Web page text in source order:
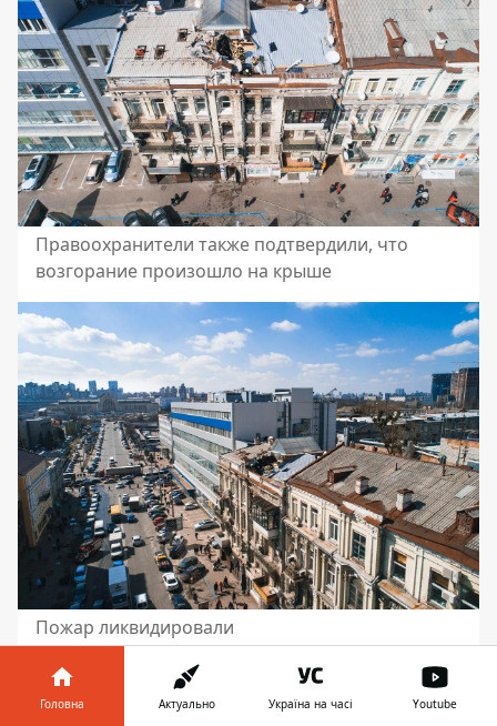
Правоохранители также подтвердили, что
возгорание произошло на крыше
Пожар ликвидировали
Анна Макренцова
Фото: Витольд Явдощук
Головна Актуально Україна на часі Youtube